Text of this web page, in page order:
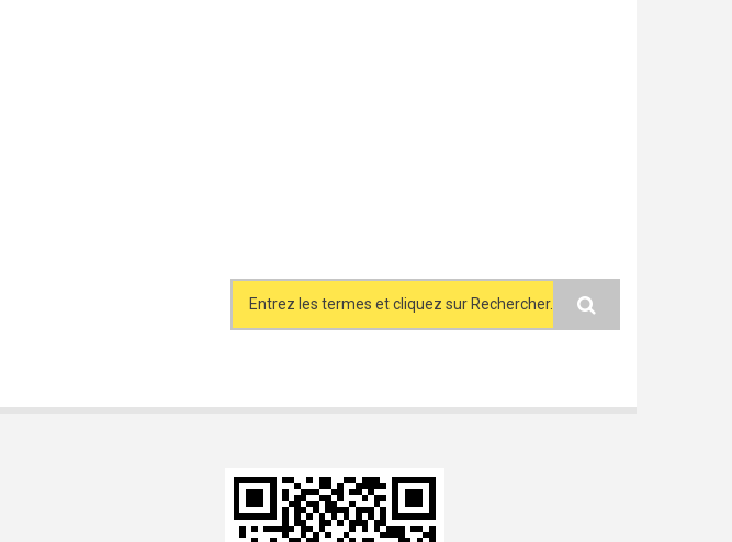
Search form